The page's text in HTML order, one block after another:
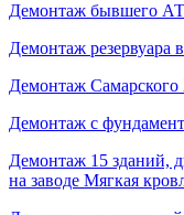
Демонтаж бывшего
Демонтаж
Демонтаж
Демонтаж с
Демонтаж 15 зданий,
на заводе Мягкая